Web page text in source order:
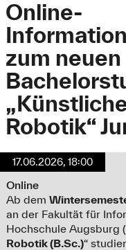
Online-
zum neuen
Robotik“
17.06.2026, 18:00
Online
Ab dem
an der Fakultät für
Hochschule Augsburg
Robotik (B.Sc.)“